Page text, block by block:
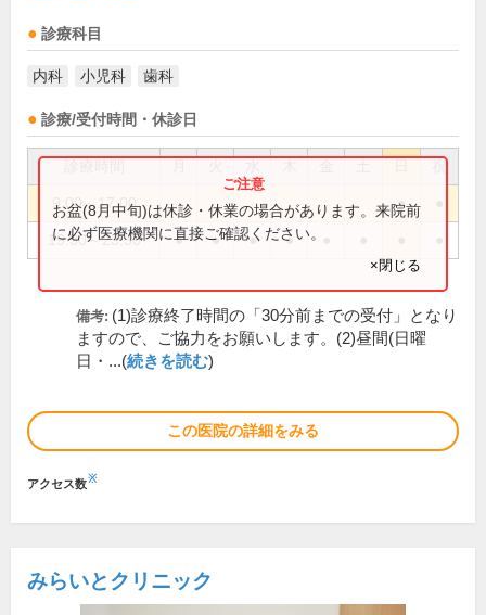
診療科目
内科 小児科 歯科
診療/受付時間・休診日
祝
9:00～17:00 ●
19:30～23:30 ● ● ● ●
お盆(8月中旬)は休診・休業の場合があります。来院前
に必ず医療機関に直接ご確認ください。
×閉じる
備考: (1)診療終了時間の「30分前までの受付」となり
ますので、ご協力をお願いします。(2)昼間(日曜
日・...(続きを読む)
この医院の詳細をみる
アクセス数※
みらいとクリニック